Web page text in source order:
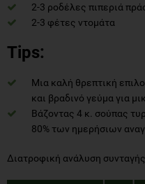
2-3 ροδέλες πιπεριά
2-3 φέτες ντομάτα
Tips:
Μια καλή θρεπτική
και βραδινό γεύμα για
Βάζοντας 4 κ. σούπας
80% των ημερήσιων
Διατροφική ανάλυση συνταγής